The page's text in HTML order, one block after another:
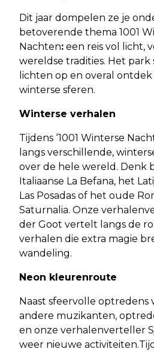
Dit jaar dompelen ze je
betoverende thema 1001
Nachten: een reis vol licht,
wereldse tradities. Het park
lichten op en overal
winterse sferen.
Winterse verhalen
Tijdens ‘1001 Winterse
langs verschillende,
over de hele wereld. Denk
Italiaanse La Befana, het
Las Posadas of het oude
Saturnalia. Onze
der Goot vertelt langs de
verhalen die extra magie
wandeling.
Neon kleurenroute
Naast sfeervolle optredens
andere muzikanten,
en onze verhalenverteller
weer nieuwe